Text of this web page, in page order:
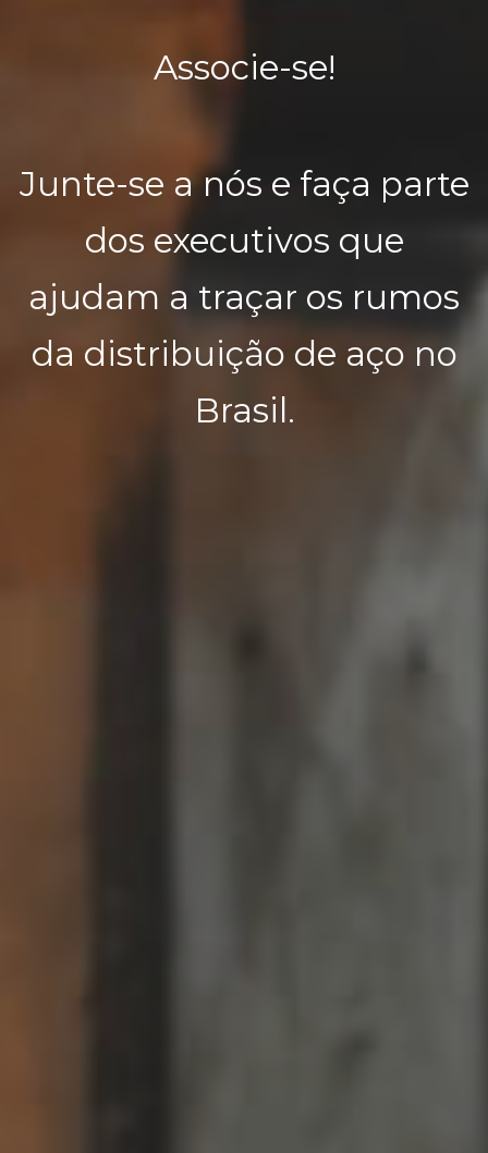
Associe-se!
Junte-se a nós e faça parte
dos executivos que
ajudam a traçar os rumos
da distribuição de aço no
Brasil.